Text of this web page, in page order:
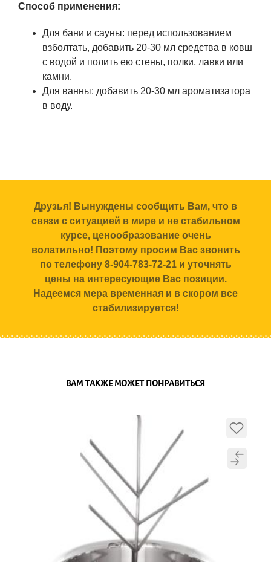
Способ применения:
Для бани и сауны: перед использованием
взболтать, добавить 20-30 мл средства в ковш
с водой и полить ею стены, полки, лавки или
камни.
Для ванны: добавить 20-30 мл ароматизатора
в воду.
Друзья! Вынуждены сообщить Вам, что в
связи с ситуацией в мире и не стабильном
курсе, ценообразование очень
волатильно! Поэтому просим Вас звонить
по телефону 8-904-783-72-21 и уточнять
цены на интересующие Вас позиции.
Надеемся мера временная и в скором все
стабилизируется!
ВАМ ТАКЖЕ МОЖЕТ ПОНРАВИТЬСЯ